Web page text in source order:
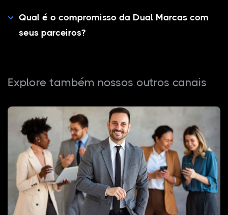
Qual é o compromisso da Dual Marcas com
seus parceiros?
Explore também nossos outros canais